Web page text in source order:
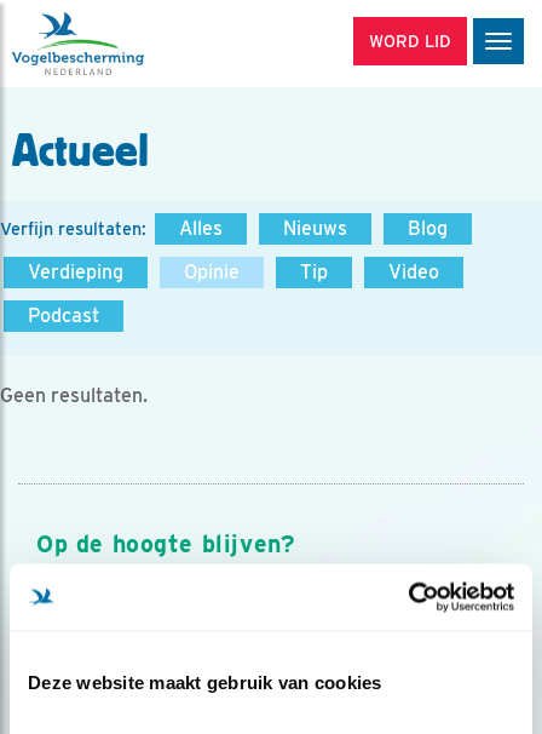
Deze website maakt gebruik van cookies
WORD LID
Actueel
Verfijn resultaten: Alles Nieuws
Blog
Verdieping
Opinie Tip
Video
Podcast
Geen resultaten.
Op de hoogte blijven?
Meld je aan en ontvang nieuws, inspiratie, acties en tips
over vogels en activiteiten van Vogelbescherming.